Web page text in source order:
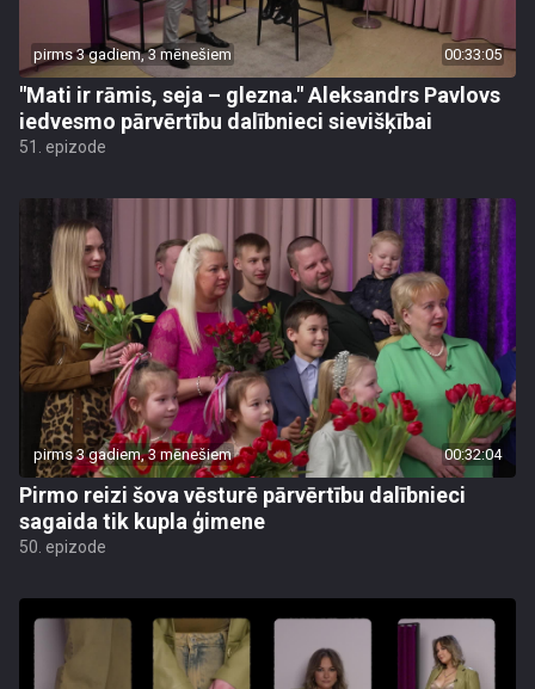
pirms 3 gadiem, 3 mēnešiem 00:33:05
"Mati ir rāmis, seja – glezna." Aleksandrs Pavlovs
iedvesmo pārvērtību dalībnieci sievišķībai
51. epizode
pirms 3 gadiem, 3 mēnešiem 00:32:04
Pirmo reizi šova vēsturē pārvērtību dalībnieci
sagaida tik kupla ģimene
50. epizode